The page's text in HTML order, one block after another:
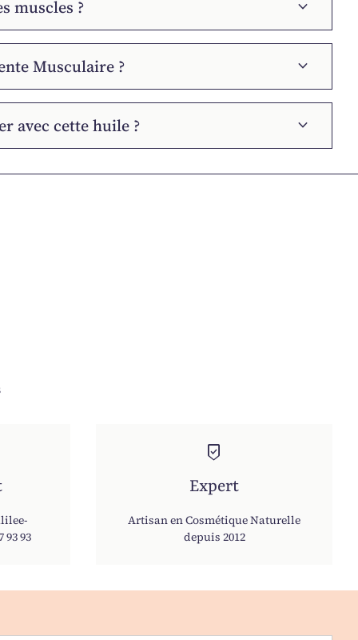
muscles ? expand_more
Musculaire ? expand_more
avec cette huile ? expand_more
93 93
beenhere
Expert
Artisan en Cosmétique Naturelle
depuis 2012